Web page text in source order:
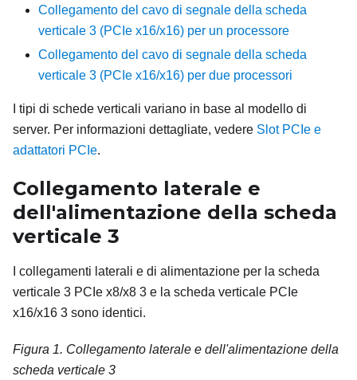
Collegamento del cavo di segnale della scheda
verticale 3 (PCIe x16/x16) per un processore
Collegamento del cavo di segnale della scheda
verticale 3 (PCIe x16/x16) per due processori
I tipi di schede verticali variano in base al modello di
server. Per informazioni dettagliate, vedere Slot PCIe e
adattatori PCIe.
Collegamento laterale e
dell'alimentazione della scheda
verticale 3
I collegamenti laterali e di alimentazione per la scheda
verticale 3 PCIe x8/x8 3 e la scheda verticale PCIe
x16/x16 3 sono identici.
Figura 1. Collegamento laterale e dell'alimentazione della
scheda verticale 3